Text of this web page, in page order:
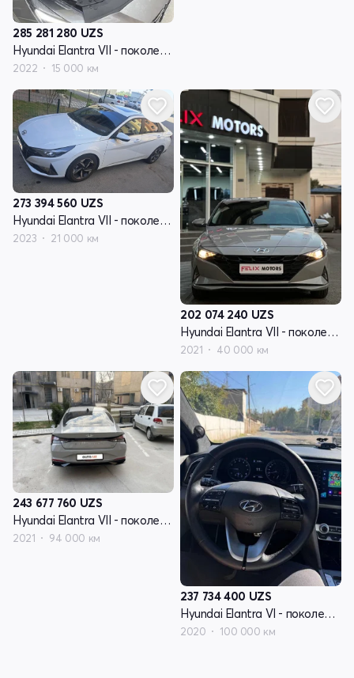
285 281 280 UZS
Hyundai Elantra VII - поколение (CN7)
2022 15 000 км
273 394 560 UZS
Hyundai Elantra VII - поколение (CN7)
2023 21 000 км
202 074 240 UZS
Hyundai Elantra VII - поколение (CN7)
2021 40 000 км
243 677 760 UZS
Hyundai Elantra VII - поколение (CN7)
2021 94 000 км
237 734 400 UZS
Hyundai Elantra VI - поколение рестайлинг (AD)
2020 100 000 км